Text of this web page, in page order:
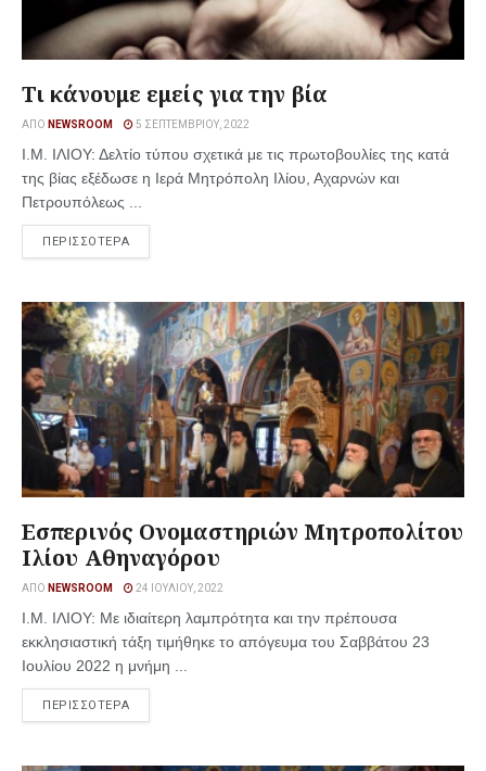
Τι κάνουμε εμείς για την βία
ΑΠΌ NEWSROOM 5 ΣΕΠΤΕΜΒΡΊΟΥ, 2022
Ι.Μ. ΙΛΙΟΥ: Δελτίο τύπου σχετικά με τις πρωτοβουλίες της κατά
της βίας εξέδωσε η Ιερά Μητρόπολη Ιλίου, Αχαρνών και
Πετρουπόλεως ...
ΠΕΡΙΣΣΟΤΕΡΑ
Εσπερινός Ονομαστηριών Μητροπολίτου
Ιλίου Αθηναγόρου
ΑΠΌ NEWSROOM 24 ΙΟΥΛΊΟΥ, 2022
Ι.Μ. ΙΛΙΟΥ: Με ιδιαίτερη λαμπρότητα και την πρέπουσα
εκκλησιαστική τάξη τιμήθηκε το απόγευμα του Σαββάτου 23
Ιουλίου 2022 η μνήμη ...
ΠΕΡΙΣΣΟΤΕΡΑ